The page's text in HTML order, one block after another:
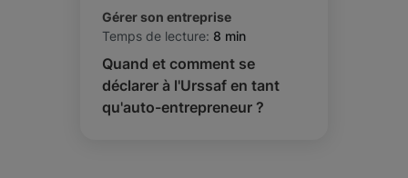
Gérer son entreprise
Temps de lecture: 8 min
Quand et comment se
déclarer à l'Urssaf en tant
qu'auto-entrepreneur ?